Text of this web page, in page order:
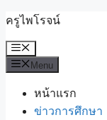
Skip
content
ครูไพโรจน์
Menu
Menu
หน้าแรก
ข่าวการศึกษา